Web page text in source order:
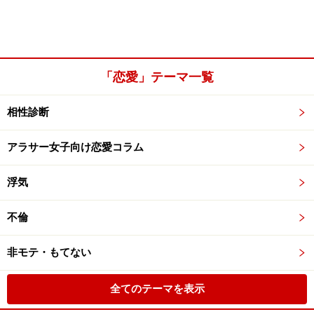
「恋愛」テーマ一覧
相性診断
アラサー女子向け恋愛コラム
浮気
不倫
非モテ・もてない
全てのテーマを表示